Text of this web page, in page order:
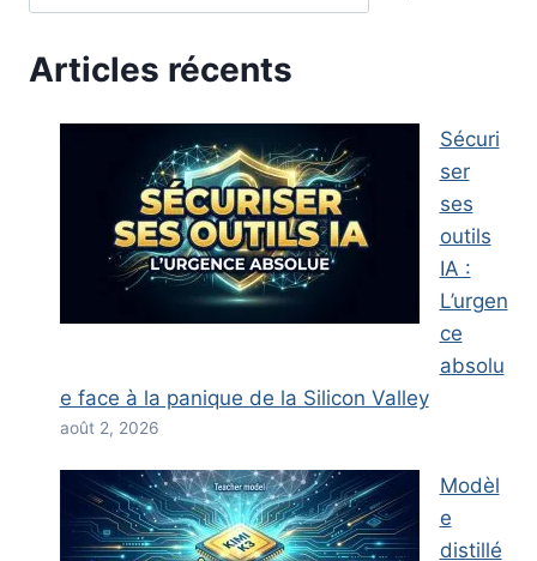
Articles récents
Sécuri
ser
ses
outils
IA :
L’urgen
ce
absolu
e face à la panique de la Silicon Valley
août 2, 2026
Modèl
e
distillé